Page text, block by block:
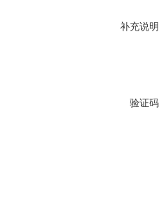
补充说明
验证码